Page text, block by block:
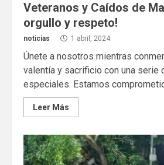
Veteranos y Caídos de
orgullo y respeto!
noticias 1 abril, 2024
Únete a nosotros mientras
valentía y sacrificio con una serie
especiales. Estamos
Leer Más